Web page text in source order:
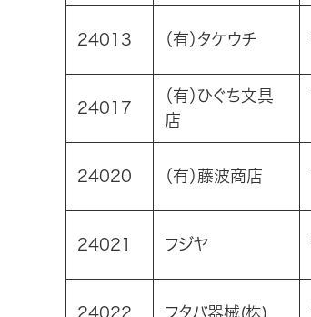
24013 （有）タケウチ
24017
（有）ひぐち文具
店
24020 （有）藤波商店
24021 フジヤ
24022 フタバ器械(株)